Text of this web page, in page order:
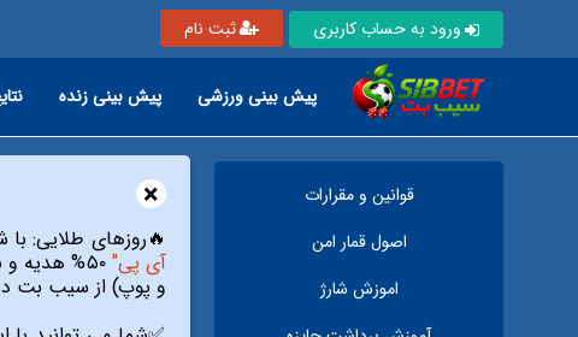
ورود به حساب کاربری ثبت نام
پیش بینی ورزشی پیش بینی زنده
قوانين و مقرارات
اصول قمار امن
اموزش شارژ
×
🔥روزهای طلایی: با شارژ بیش از ۵ میلیون تومان در روزهای دوشنبه،پنج
آی پی"
و پوپ) از سیب بت